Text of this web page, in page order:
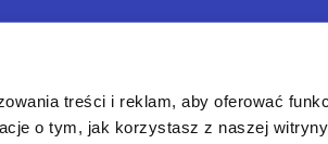
treści i reklam, aby oferować
o tym, jak korzystasz z naszej